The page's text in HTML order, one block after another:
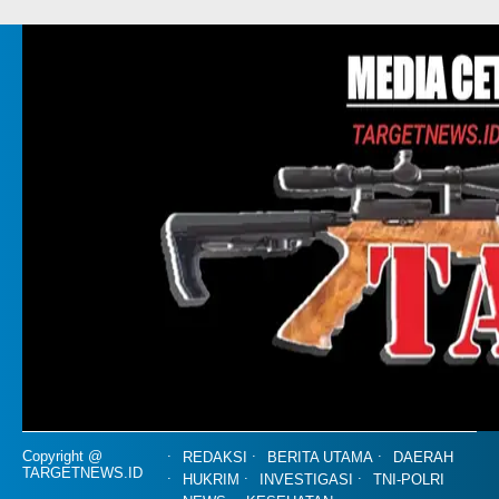
Copyright @
TARGETNEWS.ID
REDAKSI BERITA UTAMA
DAERAH
HUKRIM
INVESTIGASI
TNI-POLRI